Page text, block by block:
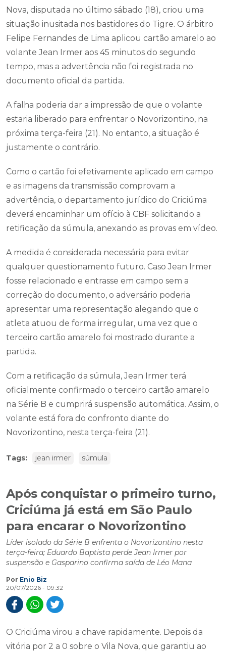
Nova, disputada no último sábado (18), criou uma
situação inusitada nos bastidores do Tigre. O árbitro
Felipe Fernandes de Lima aplicou cartão amarelo ao
volante Jean Irmer aos 45 minutos do segundo
tempo, mas a advertência não foi registrada no
documento oficial da partida.
A falha poderia dar a impressão de que o volante
estaria liberado para enfrentar o Novorizontino, na
próxima terça-feira (21). No entanto, a situação é
justamente o contrário.
Como o cartão foi efetivamente aplicado em campo
e as imagens da transmissão comprovam a
advertência, o departamento jurídico do Criciúma
deverá encaminhar um ofício à CBF solicitando a
retificação da súmula, anexando as provas em vídeo.
A medida é considerada necessária para evitar
qualquer questionamento futuro. Caso Jean Irmer
fosse relacionado e entrasse em campo sem a
correção do documento, o adversário poderia
apresentar uma representação alegando que o
atleta atuou de forma irregular, uma vez que o
terceiro cartão amarelo foi mostrado durante a
partida.
Com a retificação da súmula, Jean Irmer terá
oficialmente confirmado o terceiro cartão amarelo
na Série B e cumprirá suspensão automática. Assim, o
volante está fora do confronto diante do
Novorizontino, nesta terça-feira (21).
Tags: jean irmer súmula
Após conquistar o primeiro turno,
Criciúma já está em São Paulo
para encarar o Novorizontino
Líder isolado da Série B enfrenta o Novorizontino nesta
terça-feira; Eduardo Baptista perde Jean Irmer por
suspensão e Gasparino confirma saída de Léo Mana
Por Enio Biz
20/07/2026 - 09:32
O Criciúma virou a chave rapidamente. Depois da
vitória por 2 a 0 sobre o Vila Nova, que garantiu ao